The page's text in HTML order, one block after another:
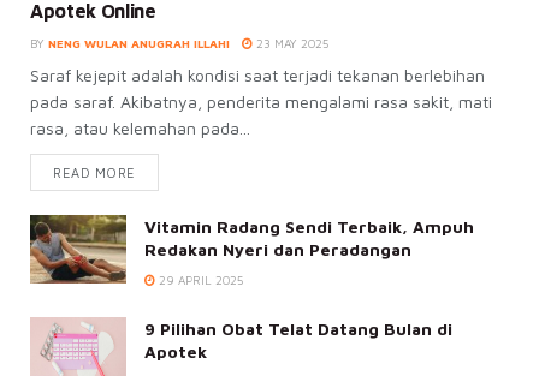
Apotek Online
BY NENG WULAN ANUGRAH ILLAHI 23 MAY 2025
Saraf kejepit adalah kondisi saat terjadi tekanan berlebihan
pada saraf. Akibatnya, penderita mengalami rasa sakit, mati
rasa, atau kelemahan pada...
READ MORE
Vitamin Radang Sendi Terbaik, Ampuh
Redakan Nyeri dan Peradangan
29 APRIL 2025
9 Pilihan Obat Telat Datang Bulan di
Apotek